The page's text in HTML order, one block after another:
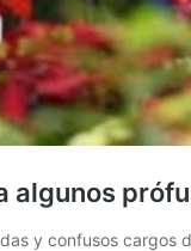
algunos
y confusos cargos